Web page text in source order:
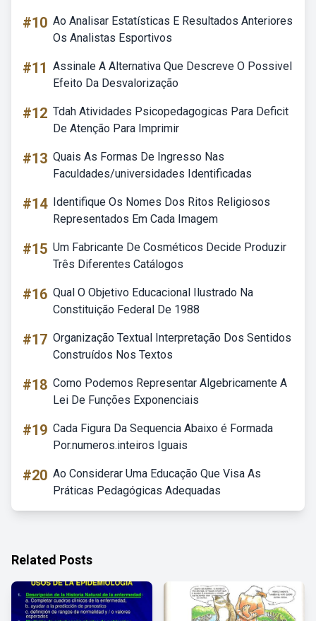
#10 Ao Analisar Estatísticas E Resultados Anteriores
Os Analistas Esportivos
#11 Assinale A Alternativa Que Descreve O Possivel
Efeito Da Desvalorização
#12 Tdah Atividades Psicopedagogicas Para Deficit
De Atenção Para Imprimir
#13 Quais As Formas De Ingresso Nas
Faculdades/universidades Identificadas
#14 Identifique Os Nomes Dos Ritos Religiosos
Representados Em Cada Imagem
#15 Um Fabricante De Cosméticos Decide Produzir
Três Diferentes Catálogos
#16 Qual O Objetivo Educacional Ilustrado Na
Constituição Federal De 1988
#17 Organização Textual Interpretação Dos Sentidos
Construídos Nos Textos
#18 Como Podemos Representar Algebricamente A
Lei De Funções Exponenciais
#19 Cada Figura Da Sequencia Abaixo é Formada
Por.numeros.inteiros Iguais
#20 Ao Considerar Uma Educação Que Visa As
Práticas Pedagógicas Adequadas
Related Posts